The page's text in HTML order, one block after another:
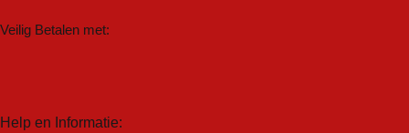
van de huid. Dit helpt om schadelijke invloeden van
formule kalmeert de lotion de huid en helpt het
eigenschappen, is Nootmuskaat extract een natuurlijk
Help en Informatie:
Veilig Betalen met: